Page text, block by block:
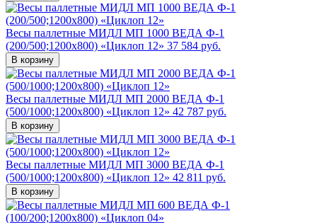
Весы паллетные МИДЛ МП 1000 ВЕДА Ф-1
(200/500;1200x800) «Циклоп 12» 37 584 руб.
В корзину
Весы паллетные МИДЛ МП 2000 ВЕДА Ф-1
(500/1000;1200x800) «Циклоп 12» 42 787 руб.
В корзину
Весы паллетные МИДЛ МП 3000 ВЕДА Ф-1
(500/1000;1200x800) «Циклоп 12» 42 811 руб.
В корзину